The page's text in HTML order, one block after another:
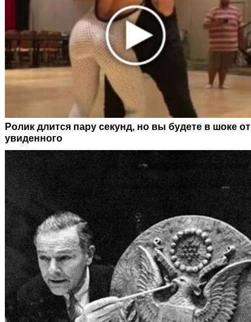
Ролик длится пару секунд, но вы будете в шоке от
увиденного